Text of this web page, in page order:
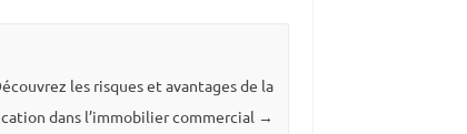
les risques et avantages de la
dans l’immobilier commercial →